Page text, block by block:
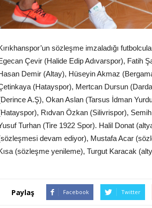
sözleşme imzaladığı
Çevir (Halide Edip Adıvarspor), Fatih
Demir (Altay), Hüseyin Akmaz
(Hatayspor), Mertcan Dursun
A.Ş), Okan Aslan (Tarsus İdman
Rıdvan Özkan (Silivrispor),
Turhan (Tire 1922 Spor). Halil Donat
devam ediyor), Mustafa Acar
(sözleşme yenileme), Turgut Karacak
Paylaş Facebook Twitter